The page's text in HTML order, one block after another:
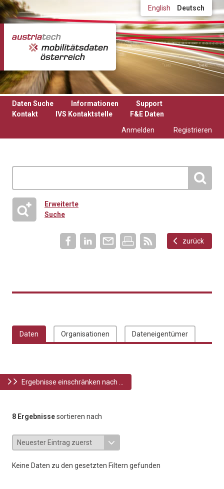
Direkt zum Inhalt English Deutsch
Daten Suche Informationen
Support
Kontakt
IVS Kontaktstelle
F&E Daten
Anmelden
Registrieren
Erweiterte
Suche
zurück
Daten Organisationen Dateneigentümer
Ergebnisse einschränken nach ...
8 Ergebnissesortieren nach
Keine Daten zu den gesetzten Filtern gefunden